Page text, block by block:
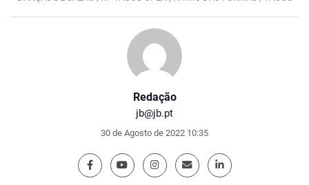
Redação
jb@jb.pt
30 de Agosto de 2022 10:35